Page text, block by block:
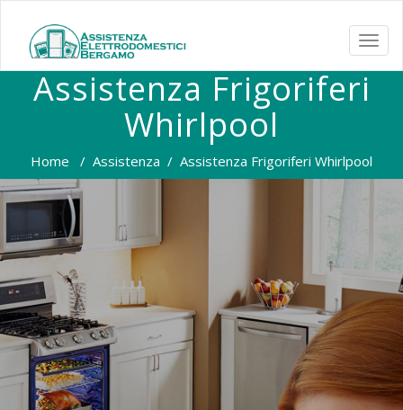
Assistenza Frigoriferi
Whirlpool
Home / Assistenza / Assistenza Frigoriferi Whirlpool